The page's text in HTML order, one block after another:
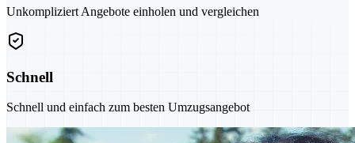
Unkompliziert Angebote einholen und vergleichen
Schnell
Schnell und einfach zum besten Umzugsangebot